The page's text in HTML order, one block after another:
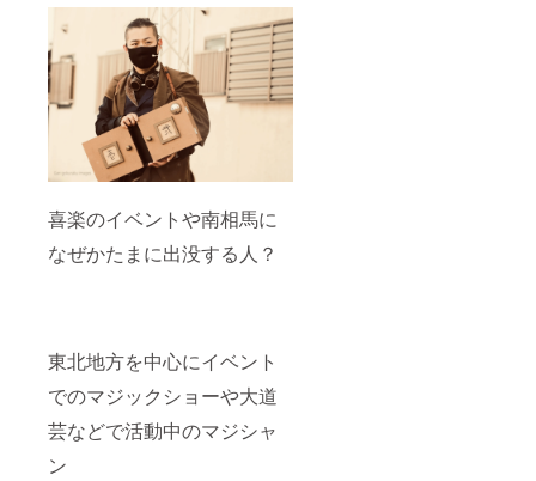
喜楽のイベントや南相馬に
なぜかたまに出没する人？
東北地方を中心にイベント
でのマジックショーや大道
芸などで活動中のマジシャ
ン